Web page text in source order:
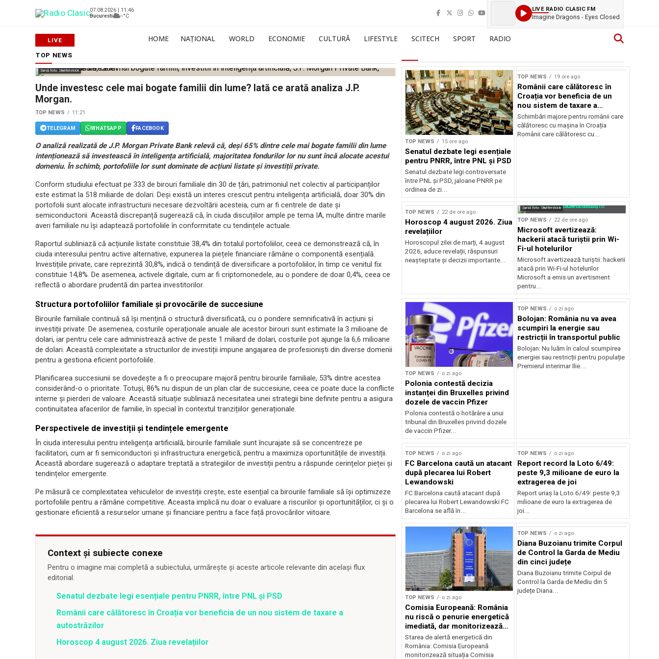
07.08.2026 | 11:46
Bucuresti
--°C
LIVE RADIO CLASIC FM
Imagine Dragons - Eyes Closed
HOME NAȚIONAL WORLD ECONOMIE CULTURĂ LIFESTYLE SCITECH SPORT RADIO
TOP NEWS
Sursă foto: Shutterstock
Unde investesc cele mai bogate familii din lume? Iată ce arată analiza J.P.
Morgan.
TOP NEWS 11:21
TELEGRAM WHATSAPP FACEBOOK
O analiză realizată de J.P. Morgan Private Bank relevă că, deși 65% dintre cele mai bogate familii din lume
intenționează să investească în inteligența artificială, majoritatea fondurilor lor nu sunt încă alocate acestui
domeniu. În schimb, portofoliile lor sunt dominate de acțiuni listate și investiții private.
Conform studiului efectuat pe 333 de birouri familiale din 30 de țări, patrimoniul net colectiv al participanților
este estimat la 518 miliarde de dolari. Deși există un interes crescut pentru inteligența artificială, doar 30% din
portofolii sunt alocate infrastructurii necesare dezvoltării acesteia, cum ar fi centrele de date și
semiconductorii. Această discrepanță sugerează că, în ciuda discuțiilor ample pe tema IA, multe dintre marile
averi familiale nu își adaptează portofoliile în conformitate cu tendințele actuale.
Raportul subliniază că acțiunile listate constituie 38,4% din totalul portofoliilor, ceea ce demonstrează că, în
ciuda interesului pentru active alternative, expunerea la piețele financiare rămâne o componentă esențială.
Investițiile private, care reprezintă 30,8%, indică o tendință de diversificare a portofoliilor, în timp ce venitul fix
constituie 14,8%. De asemenea, activele digitale, cum ar fi criptomonedele, au o pondere de doar 0,4%, ceea ce
reflectă o abordare prudentă din partea investitorilor.
Structura portofoliilor familiale și provocările de succesiune
Birourile familiale continuă să își mențină o structură diversificată, cu o pondere semnificativă în acțiuni și
investiții private. De asemenea, costurile operaționale anuale ale acestor birouri sunt estimate la 3 milioane de
dolari, iar pentru cele care administrează active de peste 1 miliard de dolari, costurile pot ajunge la 6,6 milioane
de dolari. Această complexitate a structurilor de investiții impune angajarea de profesioniști din diverse domenii
pentru a gestiona eficient portofoliile.
Planificarea succesiunii se dovedește a fi o preocupare majoră pentru birourile familiale, 53% dintre acestea
considerând-o o prioritate. Totuși, 86% nu dispun de un plan clar de succesiune, ceea ce poate duce la conflicte
interne și pierderi de valoare. Această situație subliniază necesitatea unei strategii bine definite pentru a asigura
continuitatea afacerilor de familie, în special în contextul tranzițiilor generaționale.
Perspectivele de investiții și tendințele emergente
În ciuda interesului pentru inteligența artificială, birourile familiale sunt încurajate să se concentreze pe
facilitatori, cum ar fi semiconductori și infrastructura energetică, pentru a maximiza oportunitățile de investiții.
Această abordare sugerează o adaptare treptată a strategiilor de investiții pentru a răspunde cerințelor pieței și
tendințelor emergente.
Pe măsură ce complexitatea vehiculelor de investiții crește, este esențial ca birourile familiale să își optimizeze
portofoliile pentru a rămâne competitive. Aceasta implică nu doar o evaluare a riscurilor și oportunităților, ci și o
gestionare eficientă a resurselor umane și financiare pentru a face față provocărilor viitoare.
Context și subiecte conexe
Pentru o imagine mai completă a subiectului, urmărește și aceste articole relevante din același flux
editorial.
Senatul dezbate legi esențiale pentru PNRR, între PNL și PSD
Românii care călătoresc în Croația vor beneficia de un nou sistem de taxare a
autostrăzilor
Horoscop 4 august 2026. Ziua revelațiilor
TOP NEWS 15 ore ago
Senatul dezbate legi esențiale
pentru PNRR, între PNL și PSD
Senatul dezbate legi controversate
între PNL și PSD, jaloane PNRR pe
ordinea de zi...
TOP NEWS 19 ore ago
Românii care călătoresc în
Croația vor beneficia de un
nou sistem de taxare a
autostrăzilor
Schimbări majore pentru românii care
călătoresc cu mașina în Croația
Românii care călătoresc cu...
TOP NEWS 22 de ore ago
Horoscop 4 august 2026. Ziua
revelațiilor
Horoscopul zilei de marți, 4 august
2026, aduce revelații, răspunsuri
neașteptate și decizii importante...
Sursă foto: Shutterstock
TOP NEWS 22 de ore ago
Microsoft avertizează:
hackerii atacă turiștii prin Wi-
Fi-ul hotelurilor
Microsoft avertizează turiștii: hackerii
atacă prin Wi-Fi-ul hotelurilor
Microsoft a emis un avertisment
pentru...
TOP NEWS o zi ago
Polonia contestă decizia
instanței din Bruxelles privind
dozele de vaccin Pfizer
Polonia contestă o hotărâre a unui
tribunal din Bruxelles privind dozele
de vaccin Pfizer...
TOP NEWS o zi ago
Bolojan: România nu va avea
scumpiri la energie sau
restricții în transportul public
Bolojan: Nu luăm în calcul scumpirea
energiei sau restricții pentru populație
Premierul interimar Ilie...
TOP NEWS o zi ago
FC Barcelona caută un atacant
după plecarea lui Robert
Lewandowski
FC Barcelona caută atacant după
plecarea lui Robert Lewandowski FC
Barcelona se află în...
TOP NEWS o zi ago
Report record la Loto 6/49:
peste 9,3 milioane de euro la
extragerea de joi
Report uriaș la Loto 6/49: peste 9,3
milioane de euro la extragerea de
joi...
TOP NEWS o zi ago
Comisia Europeană: România
nu riscă o penurie energetică
imediată, dar monitorizează
situația
Starea de alertă energetică din
România: Comisia Europeană
monitorizează situația Comisia
TOP NEWS o zi ago
Diana Buzoianu trimite Corpul
de Control la Garda de Mediu
din cinci județe
Diana Buzoianu trimite Corpul de
Control la Garda de Mediu din 5
județe Diana...